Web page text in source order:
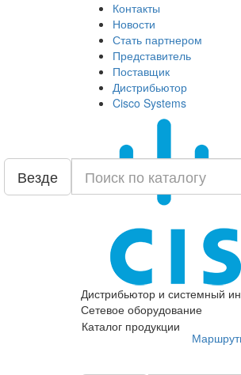
Контакты
Новости
Стать партнером
Представитель
Поставщик
Дистрибьютор
Cisco Systems
Дистрибьютор и системный
Сетевое оборудование
Везде
Каталог продукции